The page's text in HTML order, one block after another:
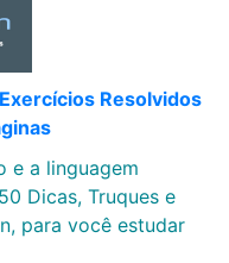
Resolvidos
e a linguagem
Dicas, Truques e
para você estudar